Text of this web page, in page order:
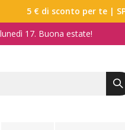
5 € di sconto per te |
17. Buona estate!